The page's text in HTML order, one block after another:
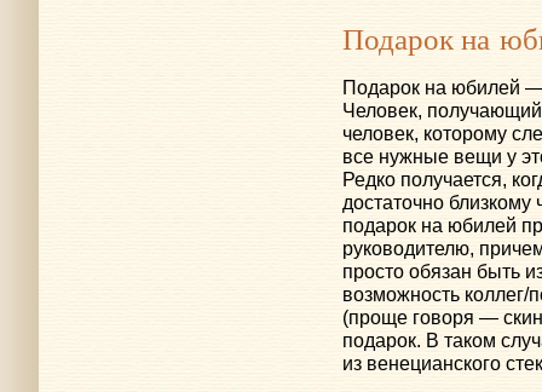
Подарок на
Подарок на юбилей
Человек,
человек, которому
все нужные вещи у
Редко получается,
достаточно
подарок на юбилей
руководителю,
просто обязан быть
возможность коллег/
(проще говоря —
подарок. В таком
из венецианского